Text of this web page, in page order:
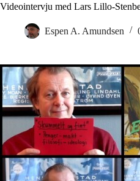
Videointervju med Lars Lillo-
Espen A. Amundsen